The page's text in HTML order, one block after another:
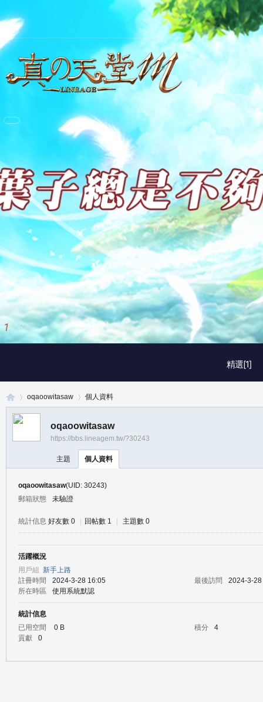
精選[1]
1 / 3
oqaoowitasaw 個人資料
oqaoowitasaw
https://bbs.lineagem.tw/?30243
主題 個人資料
oqaoowitasaw(UID: 30243)
郵箱狀態
未驗證
統計信息 好友數 0 回帖數 1 主題數 0
活躍概況
用戶組 新手上路
註冊時間
2024-3-28 16:05 最後訪問
2024-3-
所在時區
使用系統默認
統計信息
已用空間
0 B 積分
4
貢獻
0